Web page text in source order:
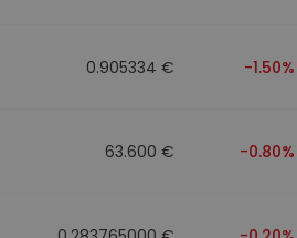
0.905334 € -1.50%
63.600 € -0.80%